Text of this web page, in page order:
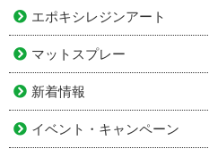
エポキシレジンアート
マットスプレー
新着情報
イベント・キャンペーン